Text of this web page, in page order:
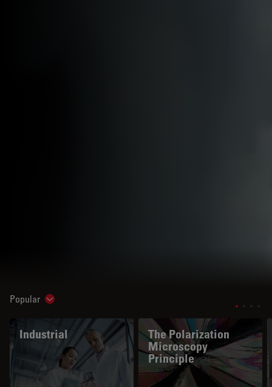
Popular Show subnavigation
Industrial
The Polarization
Microscopy
Principle